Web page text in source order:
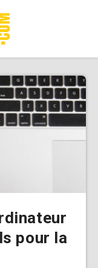
pour la